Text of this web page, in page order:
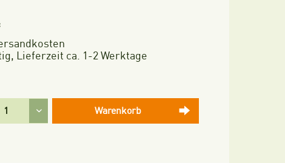
Lieferzeit ca. 1-2 Werktage
Warenkorb